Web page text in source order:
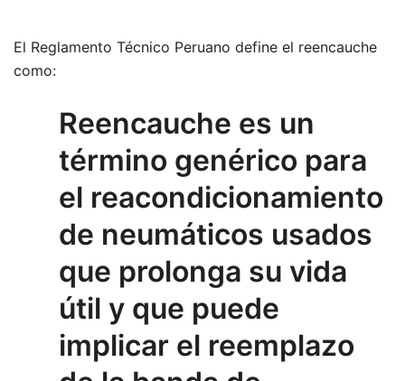
El Reglamento Técnico Peruano define el reencauche
como:
Reencauche es un
término genérico para
el reacondicionamiento
de neumáticos usados
que prolonga su vida
útil y que puede
implicar el reemplazo